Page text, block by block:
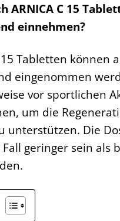
ARNICA C 15
einnehmen?
15 Tabletten können
eingenommen
vor sportlichen
um die
unterstützen. Die
geringer sein als